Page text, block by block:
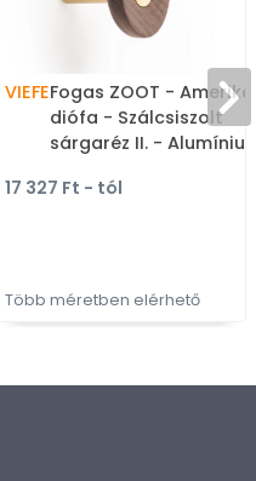
VIEFEFogas ZOOT -
diófa - Szálcsiszolt
sárgaréz II. -
17 327 Ft - tól
Több méretben elérhető